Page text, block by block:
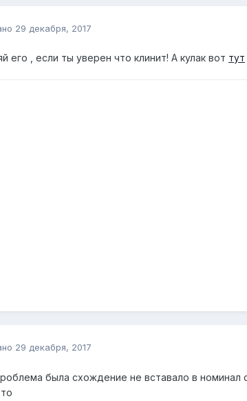
29 декабря, 2017
его , если ты уверен что клинит! А кулак вот тут
29 декабря, 2017
была схождение не вставало в номинал